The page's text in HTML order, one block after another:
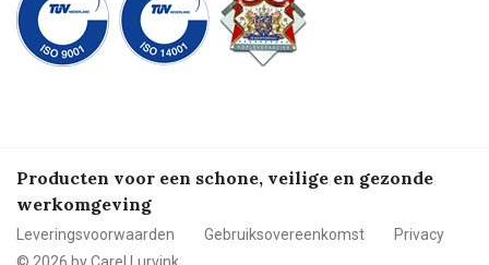
Producten voor een schone, veilige en gezonde
werkomgeving
Leveringsvoorwaarden Gebruiksovereenkomst
Privacy